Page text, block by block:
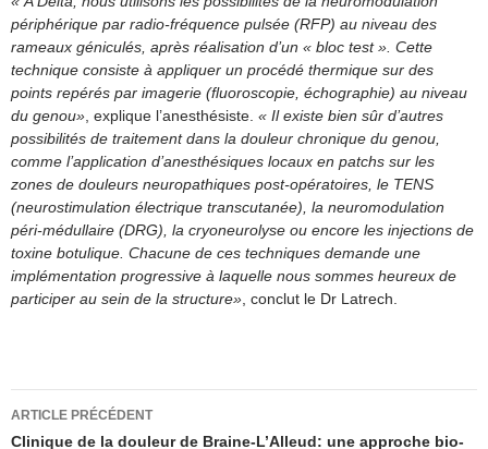
périphérique par radio-fréquence pulsée (RFP) au niveau des
rameaux géniculés, après réalisation d’un « bloc test ». Cette
technique consiste à appliquer un procédé thermique sur des
points repérés par imagerie (fluoroscopie, échographie) au niveau
du genou» , explique l’anesthésiste. « Il existe bien sûr d’autres
possibilités de traitement dans la douleur chronique du genou,
comme l’application d’anesthésiques locaux en patchs sur les
zones de douleurs neuropathiques post-opératoires, le TENS
(neurostimulation électrique transcutanée), la neuromodulation
péri-médullaire (DRG), la cryoneurolyse ou encore les injections de
toxine botulique. Chacune de ces techniques demande une
implémentation progressive à laquelle nous sommes heureux de
participer au sein de la structure» , conclut le Dr Latrech.
Navigation
ARTICLE PRÉCÉDENT
Clinique de la douleur de Braine-L’Alleud: une approche bio-